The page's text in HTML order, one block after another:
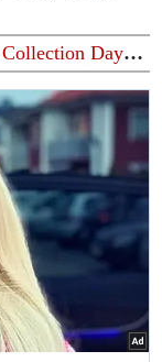
Day
रफ्तार, छठे दिन